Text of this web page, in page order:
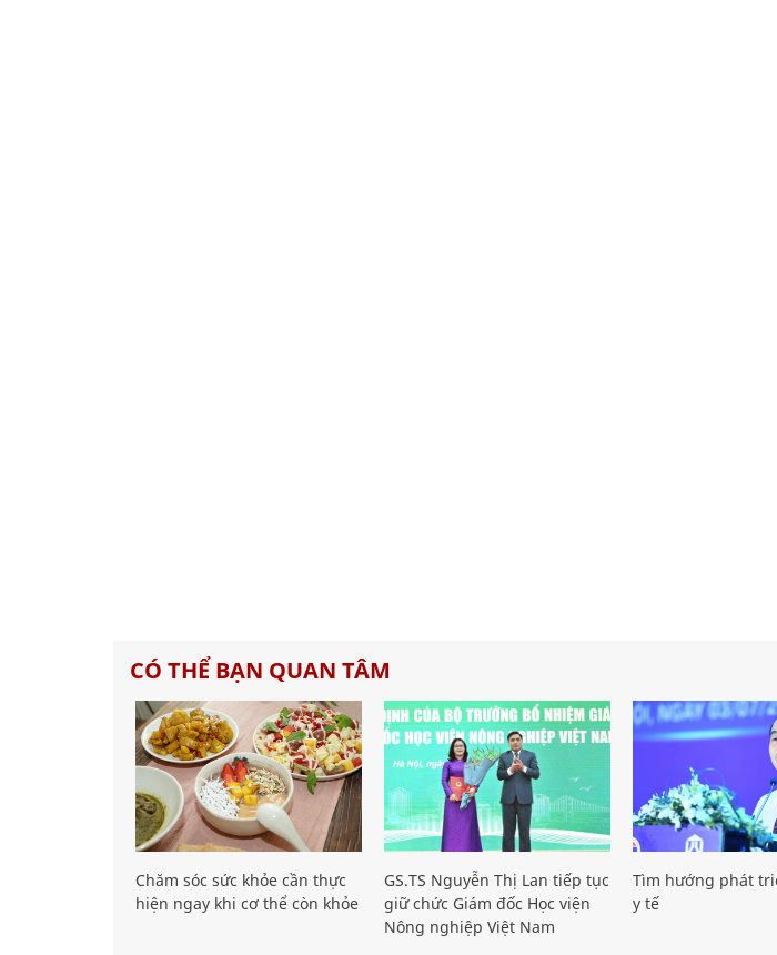
CÓ THỂ BẠN QUAN TÂM
Chăm sóc sức khỏe cần thực
hiện ngay khi cơ thể còn khỏe
GS.TS Nguyễn Thị Lan tiếp tục
giữ chức Giám đốc Học viện
Nông nghiệp Việt Nam
Tìm hướng phát
y tế